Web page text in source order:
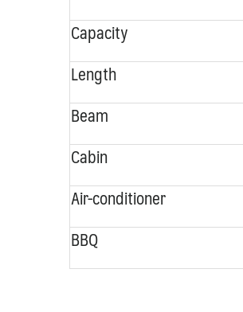
Capacity
Length
Beam
Cabin
Air-conditioner
BBQ